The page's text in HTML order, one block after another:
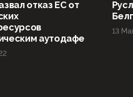
отказ ЕС от
аутодафе
13